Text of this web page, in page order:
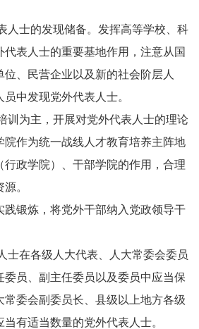
人士的发现储备。发挥高等学校、科
表人士的重要基地作用，注意从国
、民营企业以及新的社会阶层人
中发现党外代表人士。
训为主，开展对党外代表人士的理论
院作为统一战线人才教育培养主阵地
行政学院）、干部学院的作用，合理
。
践锻炼，将党外干部纳入党政领导干
士在各级人大代表、人大常委会委员
委员、副主任委员以及委员中应当保
常委会副委员长、县级以上地方各级
有适当数量的党外代表人士。